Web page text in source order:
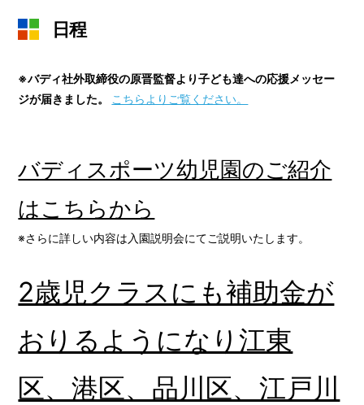
日程
※バディ社外取締役の原晋監督より子ども達への応援メッセー
ジが届きました。 こちらよりご覧ください。
バディスポーツ幼児園のご紹介
はこちらから
※さらに詳しい内容は入園説明会にてご説明いたします。
2歳児クラスにも補助金が
おりるようになり江東
区、港区、品川区、江戸川